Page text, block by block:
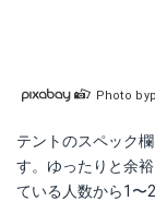
Photo
テントのスペック
す。ゆったりと余
ている人数から1〜